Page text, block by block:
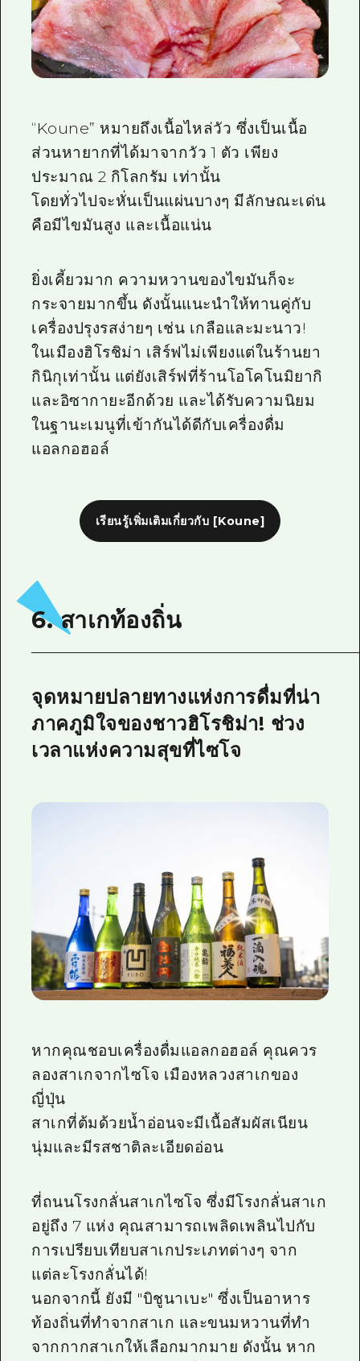
“Koune” หมายถึงเนื้อไหล่วัว ซึ่งเป็นเนื้อ
ส่วนหายากที่ได้มาจากวัว1 ตัว เพียง
ประมาณ 2 กิโลกรัม เท่านั้น
โดยทั่วไปจะหั่นเป็นแผ่นบางๆ มีลักษณะเด่น
คือมีไขมันสูง และเนื้อแน่น
ยิ่งเคี้ยวมาก ความหวานของไขมันก็จะ
กระจายมากขึ้น ดังนั้นแนะนำให้ทานคู่กับ
เครื่องปรุงรสง่ายๆ เช่น เกลือและมะนาว!
ในเมืองฮิโรชิม่า เสิร์ฟไม่เพียงแต่ในร้านยา
กินิกุเท่านั้น แต่ยังเสิร์ฟที่ร้านโอโคโนมิยากิ
และอิซากายะอีกด้วย และได้รับความนิยม
ในฐานะเมนูที่เข้ากันได้ดีกับเครื่องดื่ม
แอลกอฮอล์
เรียนรู้เพิ่มเติมเกี่ยวกับ [Koune]
6. สาเกท้องถิ่น
จุดหมายปลายทางแห่งการดื่มที่น่า
ภาคภูมิใจของชาวฮิโรชิม่า! ช่วง
เวลาแห่งความสุขที่ไซโจ
หากคุณชอบเครื่องดื่มแอลกอฮอล์ คุณควร
ลองสาเกจากไซโจ เมืองหลวงสาเกของ
ญี่ปุ่น
สาเกที่ต้มด้วยน้ำอ่อนจะมีเนื้อสัมผัสเนียน
นุ่มและมีรสชาติละเอียดอ่อน
ที่ถนนโรงกลั่นสาเกไซโจ ซึ่งมีโรงกลั่นสาเก
อยู่ถึง 7 แห่ง คุณสามารถเพลิดเพลินไปกับ
การเปรียบเทียบสาเกประเภทต่างๆ จาก
แต่ละโรงกลั่นได้!
นอกจากนี้ ยังมี "บิชูนาเบะ" ซึ่งเป็นอาหาร
ท้องถิ่นที่ทำจากสาเก และขนมหวานที่ทำ
จากกากสาเกให้เลือกมากมาย ดังนั้น หาก